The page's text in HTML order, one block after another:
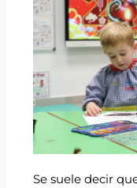
Se suele decir